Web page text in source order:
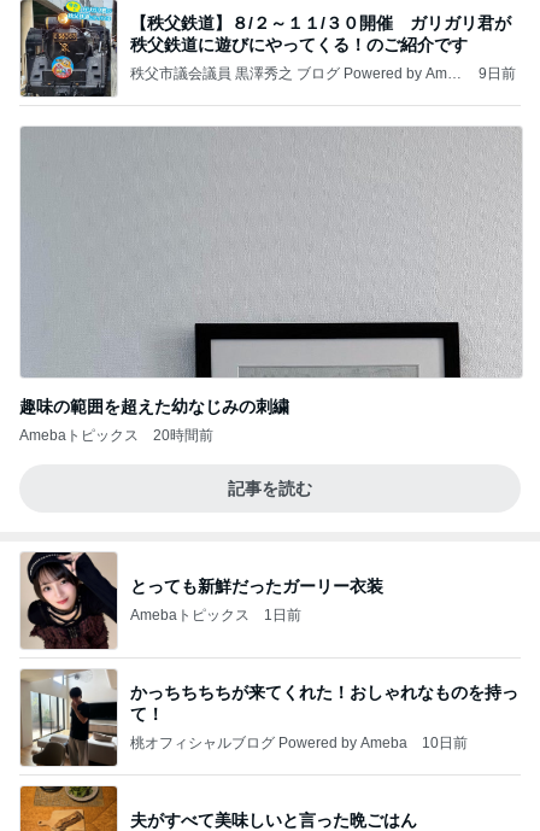
【秩父鉄道】８/２～１１/３０開催 ガリガリ君が
秩父鉄道に遊びにやってくる！のご紹介です
秩父市議会議員 黒澤秀之 ブログ Powered by Ameb
9日前
趣味の範囲を超えた幼なじみの刺繍
Amebaトピックス 20時間前
記事を読む
とっても新鮮だったガーリー衣装
Amebaトピックス 1日前
かっちちちちが来てくれた！おしゃれなものを持っ
て！
桃オフィシャルブログ Powered by Ameba 10日前
夫がすべて美味しいと言った晩ごはん